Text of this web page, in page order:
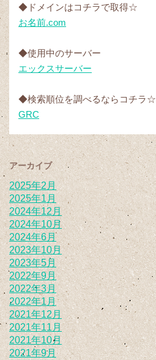
◆ドメインはコチラで取得☆
お名前.com
◆使用中のサーバー
エックスサーバー
◆検索順位を調べるならコチラ☆
GRC
アーカイブ
2025年2月
2025年1月
2024年12月
2024年10月
2024年6月
2023年10月
2023年5月
2022年9月
2022年3月
2022年1月
2021年12月
2021年11月
2021年10月
2021年9月